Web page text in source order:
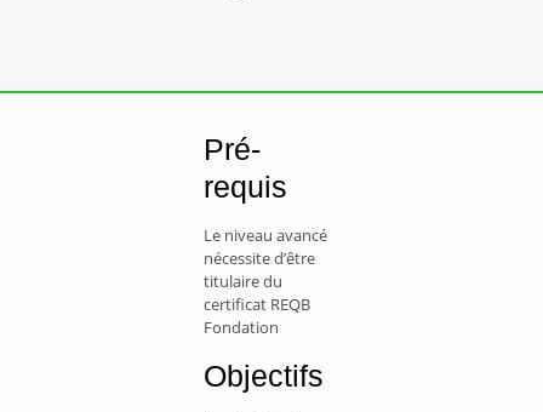
Pré-
requis
Le niveau avancé
nécessite d’être
titulaire du
certificat REQB
Fondation
Objectifs